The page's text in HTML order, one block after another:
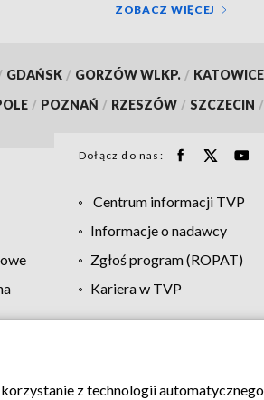
ZOBACZ WIĘCEJ
GDAŃSK / GORZÓW WLKP. / KATOWICE
/ POZNAŃ / RZESZÓW / SZCZECIN /
Dołącz do nas:
Centrum informacji TVP
Informacje o nadawcy
Zgłoś program (ROPAT)
Kariera w TVP
prywatności Moje zgody
z technologii